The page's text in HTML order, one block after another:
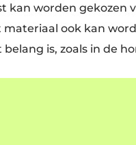
kan worden gekozen
materiaal ook kan
is, zoals in de